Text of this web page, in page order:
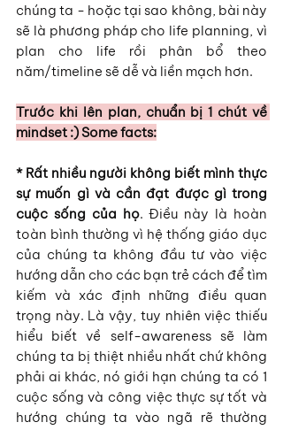
chúng ta - hoặc tại sao không, bài này
sẽ là phương pháp cho life planning, vì
plan cho life rồi phân bổ theo
năm/timeline sẽ dễ và liền mạch hơn.
Trước khi lên plan, chuẩn bị 1 chút về
mindset :) Some facts:
* Rất nhiều người không biết mình thực
sự muốn gì và cần đạt được gì trong
cuộc sống của họ. Điều này là hoàn
toàn bình thường vì hệ thống giáo dục
của chúng ta không đầu tư vào việc
hướng dẫn cho các bạn trẻ cách để tìm
kiếm và xác định những điều quan
trọng này. Là vậy, tuy nhiên việc thiếu
hiểu biết về self-awareness sẽ làm
chúng ta bị thiệt nhiều nhất chứ không
phải ai khác, nó giới hạn chúng ta có 1
cuộc sống và công việc thực sự tốt và
hướng chúng ta vào ngã rẽ thường